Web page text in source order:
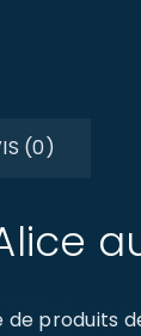
(0)
produits